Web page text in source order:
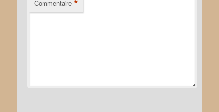
Commentaire *